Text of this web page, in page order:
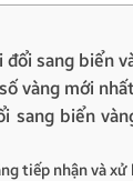
đổi sang biển
vàng mới
sang biển
tiếp nhận và xử